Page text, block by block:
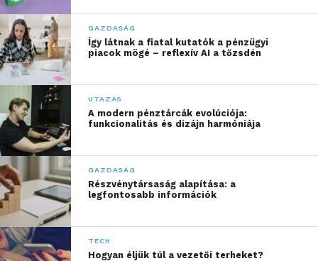
GAZDASÁG
Így látnak a fiatal kutatók a pénzügyi
piacok mögé – reflexív AI a tőzsdén
UTAZÁS
A modern pénztárcák evolúciója:
funkcionalitás és dizájn harmóniája
GAZDASÁG
Részvénytársaság alapítása: a
legfontosabb információk
TECH
Hogyan éljük túl a vezetői terheket?